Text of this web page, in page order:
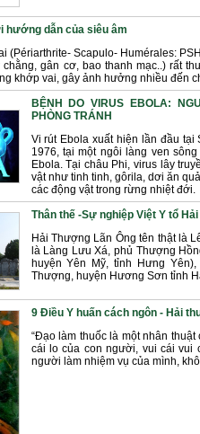
hướng dẫn của siêu âm
(Périarthrite- Scapulo- Humérales:
chằng, gân cơ, bao thanh mạc..) rất
khớp vai, gây ảnh hưởng nhiều đến
BỆNH DO VIRUS EBOLA:
PHÒNG TRÁNH
Vi rút Ebola xuất hiện lần đầu tại
1976, tại một ngôi làng ven
Ebola. Tại châu Phi, virus lây
vật như tinh tinh, gôrila, dơi ăn
các động vật trong rừng nhiệt đới.
Thân thế -Sự nghiệp Việt Y tổ
Hải Thượng Lãn Ông tên thật là
là Làng Lưu Xá, phủ Thượng
huyện Yên Mỹ, tỉnh Hưng
Thượng, huyện Hương Sơn tỉnh
9 Điều Y huấn cách ngôn - Hải
“Đạo làm thuốc là một nhân
cái lo của con người, vui cái vui
người làm nhiệm vụ của mình,